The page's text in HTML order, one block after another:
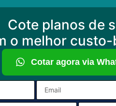
Cote planos de
o melhor
Cotar agora via